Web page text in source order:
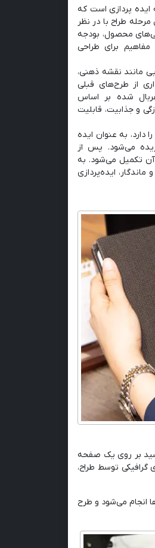
ایده پردازی است که
طراح با در نظر
محصول، بودجه
برای طراحی
مانند نقشه ذهنی،
از طرح‌های قبلی
شده بر اساس
و جذابیت، قابلیت
دارد، به عنوان ایده
می‌شود. پس از
آن تکمیل می‌شود. به
ایده‌پردازی
بر روی یک صفحه
گرافیکی توسط طراح،
انجام می‌شود و طرح